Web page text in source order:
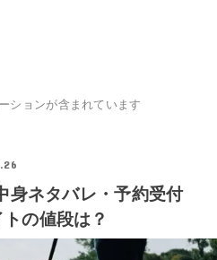
ションが含まれています
身ネタバレ・予約受付
の値段は？